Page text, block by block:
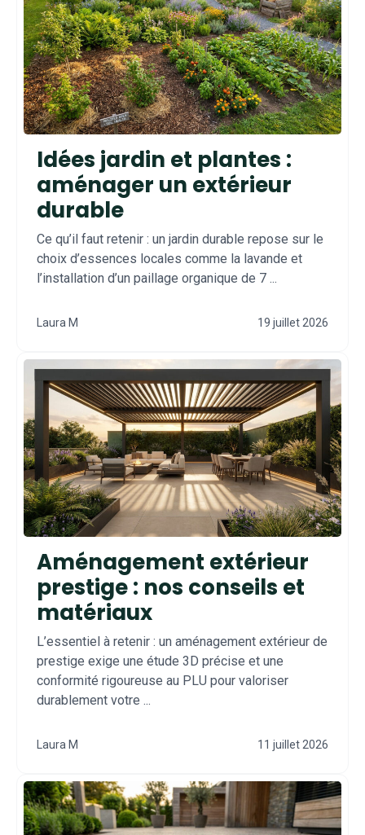
Idées jardin et plantes :
aménager un extérieur
durable
Ce qu’il faut retenir : un jardin durable repose sur le
choix d’essences locales comme la lavande et
l’installation d’un paillage organique de 7 ...
Laura M 19 juillet 2026
Aménagement extérieur
prestige : nos conseils et
matériaux
L’essentiel à retenir : un aménagement extérieur de
prestige exige une étude 3D précise et une
conformité rigoureuse au PLU pour valoriser
durablement votre ...
Laura M 11 juillet 2026